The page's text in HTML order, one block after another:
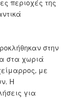
περιοχές της
στην
στα χωριά
με
Η
για